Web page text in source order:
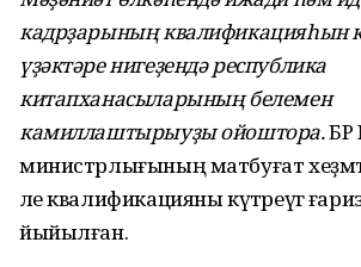
кадрҙарының квалификацияһын
үҙәктәре нигеҙендә республика
китапханасыларының белемен
камиллаштырыуҙы ойоштора.БР
министрлығының матбуғат хеҙмәте
әле квалификацияны күтәреүгә
йыйылған.